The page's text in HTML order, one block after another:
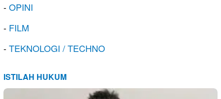
-OPINI
- FILM
-TEKNOLOGI / TECHNO
ISTILAH HUKUM